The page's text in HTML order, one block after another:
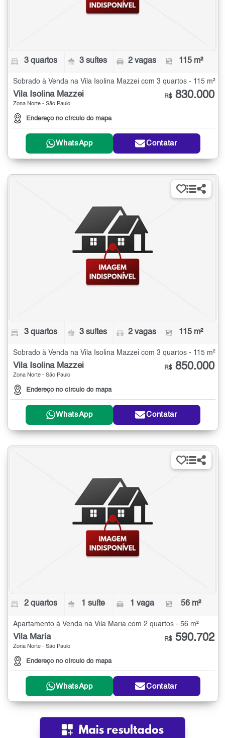
3 quartos 3 suítes 2 vagas 115 m²
Sobrado à Venda na Vila Isolina Mazzei com 3 quartos - 115 m²
Vila Isolina Mazzei
Zona Norte - São Paulo
Endereço no círculo do mapa
R$ 830.000
WhatsApp Contatar
3 quartos 3 suítes 2 vagas 115 m²
Sobrado à Venda na Vila Isolina Mazzei com 3 quartos - 115 m²
Vila Isolina Mazzei
Zona Norte - São Paulo
Endereço no círculo do mapa
R$ 850.000
WhatsApp Contatar
2 quartos 1 suíte 1 vaga 56 m²
Apartamento à Venda na Vila Maria com 2 quartos - 56 m²
Vila Maria
Zona Norte - São Paulo
Endereço no círculo do mapa
R$ 590.702
WhatsApp Contatar